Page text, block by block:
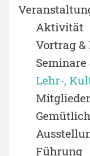
Aktivität
Vortrag &
Seminare
Lehr-,
Führung